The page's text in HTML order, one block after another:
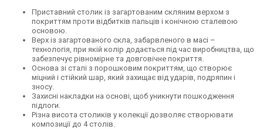
Приставний столик із загартованим скляним верхом з
покриттям проти відбитків пальців і конічною сталевою
основою.
Верх із загартованого скла, забарвленого в масі –
технологія, при якій колір додається під час виробництва, що
забезпечує рівномірне та довговічне покриття.
Основа зі сталі з порошковим покриттям, що створює
міцний і стійкий шар, який захищає від ударів, подряпин і
зносу.
Захисні накладки на основі, щоб уникнути пошкодження
підлоги.
Різна висота столиків у колекції дозволяє створювати
композиції до 4 столів.